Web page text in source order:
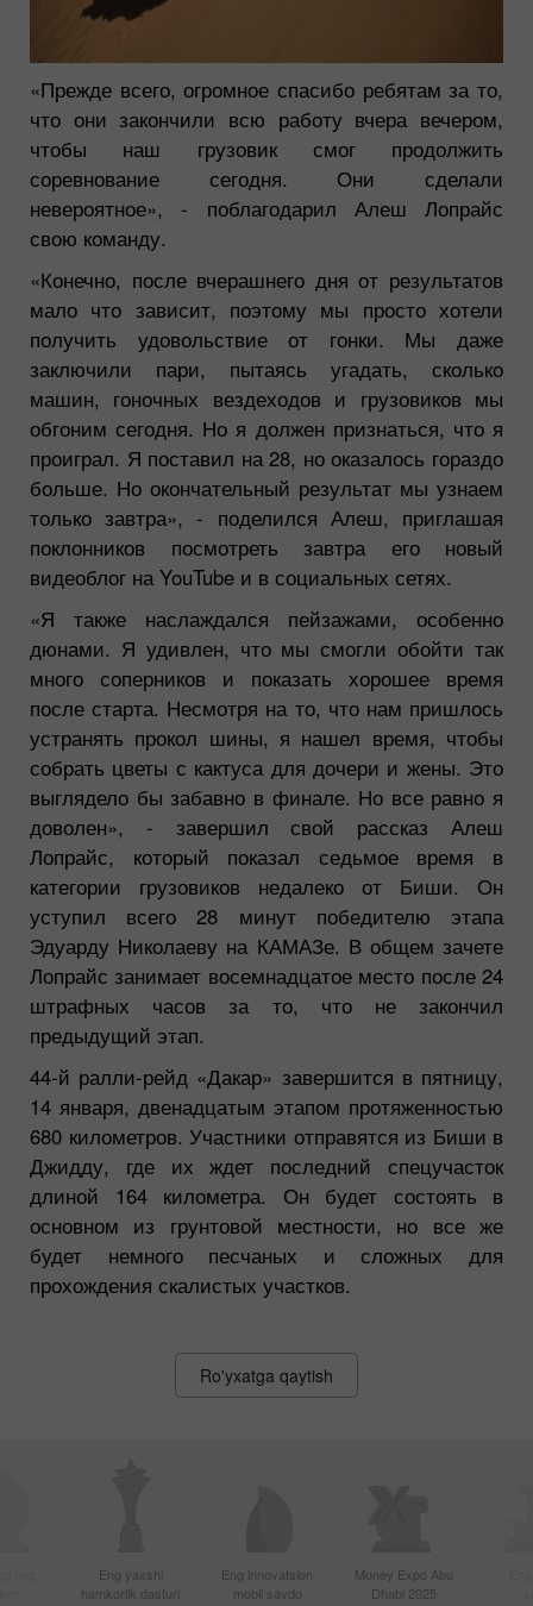
«Прежде всего, огромное спасибо ребятам за то,
что они закончили всю работу вчера вечером,
чтобы наш грузовик смог продолжить
соревнование сегодня. Они сделали
невероятное», - поблагодарил Алеш Лопрайс
свою команду.
«Конечно, после вчерашнего дня от результатов
мало что зависит, поэтому мы просто хотели
получить удовольствие от гонки. Мы даже
заключили пари, пытаясь угадать, сколько
машин, гоночных вездеходов и грузовиков мы
обгоним сегодня. Но я должен признаться, что я
проиграл. Я поставил на 28, но оказалось гораздо
больше. Но окончательный результат мы узнаем
только завтра», - поделился Алеш, приглашая
поклонников посмотреть завтра его новый
видеоблог на YouTube и в социальных сетях.
«Я также наслаждался пейзажами, особенно
дюнами. Я удивлен, что мы смогли обойти так
много соперников и показать хорошее время
после старта. Несмотря на то, что нам пришлось
устранять прокол шины, я нашел время, чтобы
собрать цветы с кактуса для дочери и жены. Это
выглядело бы забавно в финале. Но все равно я
доволен», - завершил свой рассказ Алеш
Лопрайс, который показал седьмое время в
категории грузовиков недалеко от Биши. Он
уступил всего 28 минут победителю этапа
Эдуарду Николаеву на КАМАЗе. В общем зачете
Лопрайс занимает восемнадцатое место после 24
штрафных часов за то, что не закончил
предыдущий этап.
44-й ралли-рейд «Дакар» завершится в пятницу,
14 января, двенадцатым этапом протяженностью
680 километров. Участники отправятся из Биши в
Джидду, где их ждет последний спецучасток
длиной 164 километра. Он будет состоять в
основном из грунтовой местности, но все же
будет немного песчаных и сложных для
прохождения скалистых участков.
Ro'yxatga qaytish
Eng yaxshi
hamkorlik dasturi
Eng innovatsion
mobil savdo
Money Expo Abu
Dhabi 2025